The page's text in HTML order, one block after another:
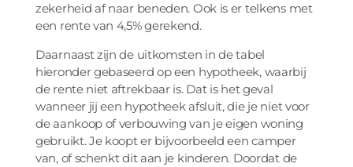
zekerheid af naar beneden. Ook is er telkens met
een rente van 4,5% gerekend.
Daarnaast zijn de uitkomsten in de tabel
hieronder gebaseerd op een hypotheek, waarbij
de rente niet aftrekbaar is. Dat is het geval
wanneer jij een hypotheek afsluit, die je niet voor
de aankoop of verbouwing van je eigen woning
gebruikt. Je koopt er bijvoorbeeld een camper
van, of schenkt dit aan je kinderen. Doordat de